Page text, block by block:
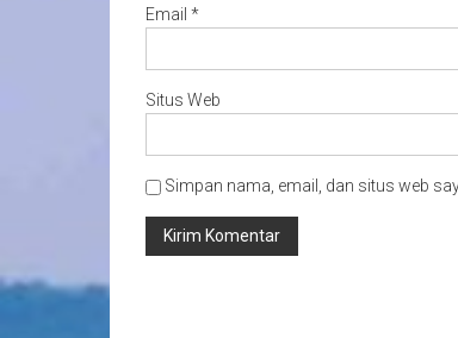
Email *
Situs Web
Simpan nama, email, dan situs web